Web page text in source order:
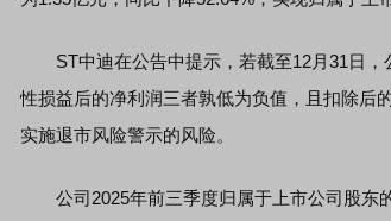
ST中迪在公告中提示，若截至12月31日，
性损益后的净利润三者孰低为负值，且扣除后
实施退市风险警示的风险。
公司2025年前三季度归属于上市公司股东